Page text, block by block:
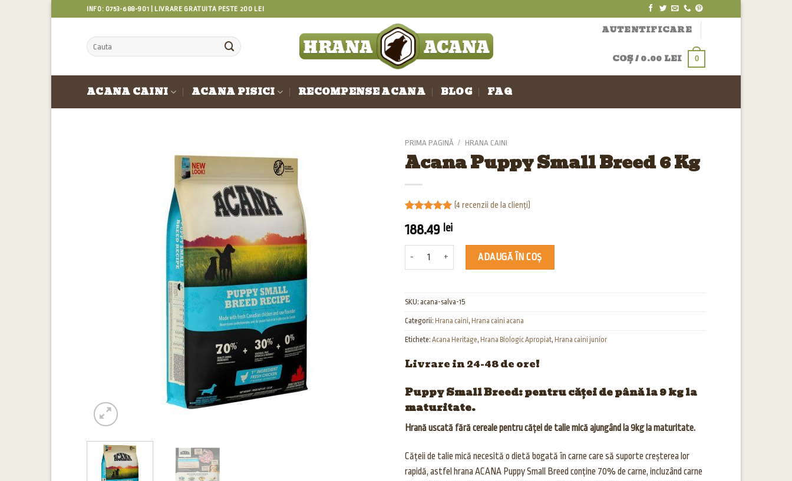
INFO: 0753-688-901 | LIVRARE GRATUITA PESTE 200 LEI
Caută
după:
AUTENTIFICARE
COȘ /0.00 LEI 0
ACANA CAINI ACANA PISICI RECOMPENSE ACANA BLOG FAQ
PRIMA PAGINĂ / HRANA CAINI
Acana Puppy Small Breed 6 Kg
5.00din 5
evaluări de
la clienți
4 recenzii de la clienți)
188.49 lei
Cantitate Acana Puppy Small Breed 6 Kg
ADAUGĂ ÎN COȘ
SKU: acana-salva-15
Categorii: Hrana caini, Hrana caini acana
Etichete: Acana Heritage, Hrana Biologic Apropiat, Hrana caini junior
Livrare in 24-48 de ore!
Puppy Small Breed: pentru căței de până la 9 kg la
maturitate.
Hrană uscată fără cereale pentru căței de talie mică ajungând la 9kg la maturitate.
Cățeii de talie mică necesită o dietă bogată în carne care să suporte creșterea lor
rapidă, astfel hrana ACANA Puppy Small Breed conține 70% de carne, incluzând carne